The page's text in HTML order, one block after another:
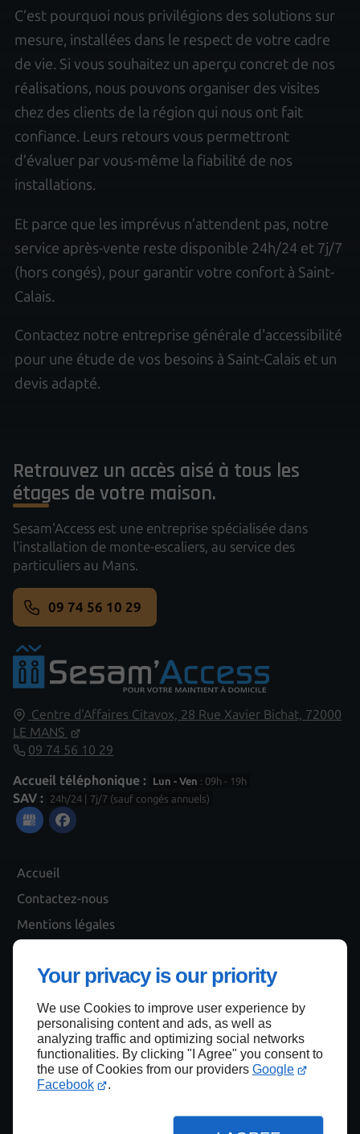
Your privacy is our priority
We use Cookies to improve user experience by
personalising content and ads, as well as
analyzing traffic and optimizing social networks
functionalities. By clicking "I Agree" you consent to
the use of Cookies from our providers Google
Facebook
.
C’est pourquoi nous privilégions des solutions sur
mesure, installées dans le respect de votre cadre
de vie. Si vous souhaitez un aperçu concret de nos
réalisations, nous pouvons organiser des visites
chez des clients de la région qui nous ont fait
confiance. Leurs retours vous permettront
d’évaluer par vous-même la fiabilité de nos
installations.
Et parce que les imprévus n’attendent pas, notre
service après-vente reste disponible 24h/24 et 7j/7
(hors congés), pour garantir votre confort à Saint-
Calais.
Contactez notre entreprise générale d'accessibilité
pour une étude de vos besoins à Saint-Calais et un
devis adapté.
Centre d'Affaires Citavox, 28 Rue Xavier Bichat, 72000
LE MANS
09 74 56 10 29
Accueil téléphonique : Lun - Ven : 09h - 19h
SAV : 24h/24 | 7j/7 (sauf congés annuels)
Accueil
Contactez-nous
Mentions légales
Retrouvez un accès aisé à tous les
étages de votre maison.
Sesam'Access est une entreprise spécialisée dans
l'installation de monte-escaliers, au service des
particuliers au Mans.
09 74 56 10 29
Haut de page